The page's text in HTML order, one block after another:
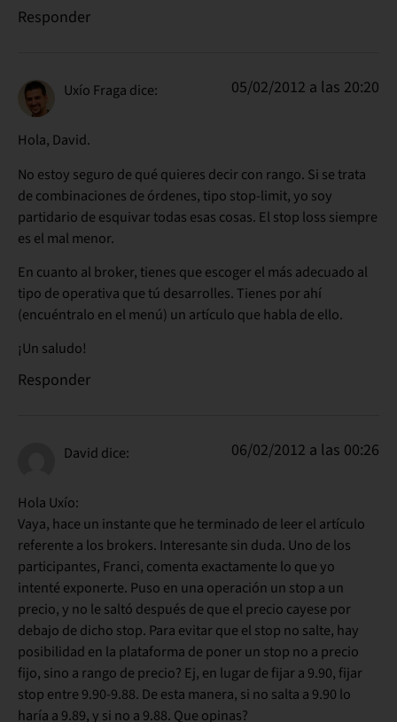
Responder
Uxío Fraga dice: 05/02/2012 a las 20:20
Hola, David.
No estoy seguro de qué quieres decir con rango. Si se trata
de combinaciones de órdenes, tipo stop-limit, yo soy
partidario de esquivar todas esas cosas. El stop loss siempre
es el mal menor.
En cuanto al broker, tienes que escoger el más adecuado al
tipo de operativa que tú desarrolles. Tienes por ahí
(encuéntralo en el menú) un artículo que habla de ello.
¡Un saludo!
Responder
David dice: 06/02/2012 a las 00:26
Hola Uxío:
Vaya, hace un instante que he terminado de leer el artículo
referente a los brokers. Interesante sin duda. Uno de los
participantes, Franci, comenta exactamente lo que yo
intenté exponerte. Puso en una operación un stop a un
precio, y no le saltó después de que el precio cayese por
debajo de dicho stop. Para evitar que el stop no salte, hay
posibilidad en la plataforma de poner un stop no a precio
fijo, sino a rango de precio? Ej, en lugar de fijar a 9.90, fijar
stop entre 9.90-9.88. De esta manera, si no salta a 9.90 lo
haría a 9.89, y si no a 9.88. Que opinas?